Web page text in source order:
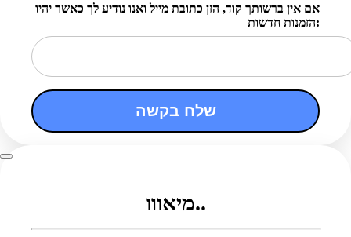
אם אין ברשותך קוד, הזן כתובת מייל ואנו נודיע לך כאשר יהיו
הזמנות חדשות:
שלח בקשה
מיאווו..